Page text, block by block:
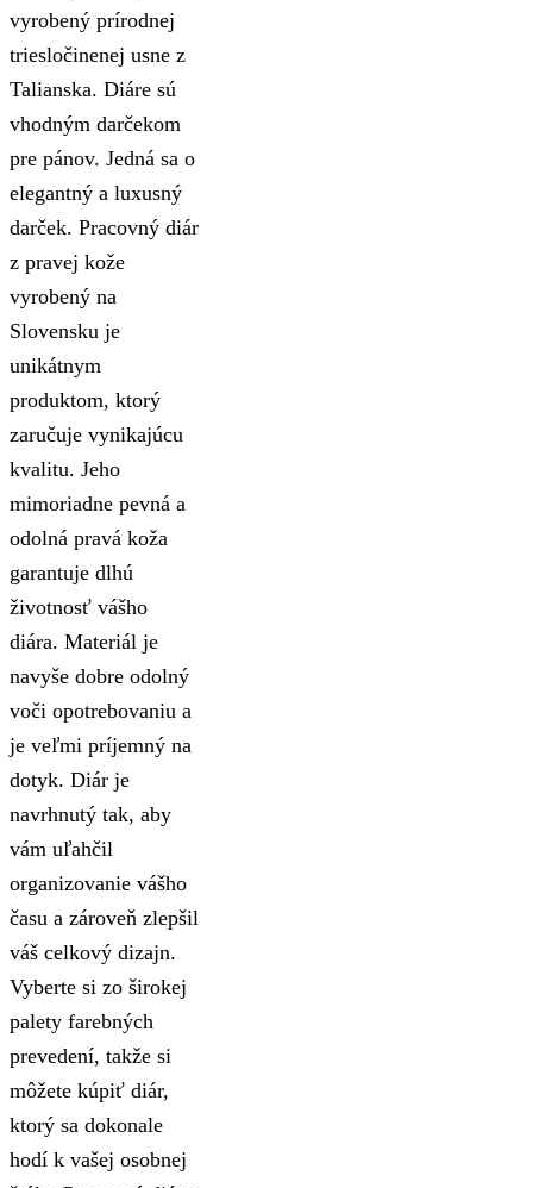
vyrobený prírodnej
triesločinenej usne z
Talianska. Diáre sú
vhodným darčekom
pre pánov. Jedná sa o
elegantný a luxusný
darček. Pracovný diár
z pravej kože
vyrobený na
Slovensku je
unikátnym
produktom, ktorý
zaručuje vynikajúcu
kvalitu. Jeho
mimoriadne pevná a
odolná pravá koža
garantuje dlhú
životnosť vášho
diára. Materiál je
navyše dobre odolný
voči opotrebovaniu a
je veľmi príjemný na
dotyk. Diár je
navrhnutý tak, aby
vám uľahčil
organizovanie vášho
času a zároveň zlepšil
váš celkový dizajn.
Vyberte si zo širokej
palety farebných
prevedení, takže si
môžete kúpiť diár,
ktorý sa dokonale
hodí k vašej osobnej